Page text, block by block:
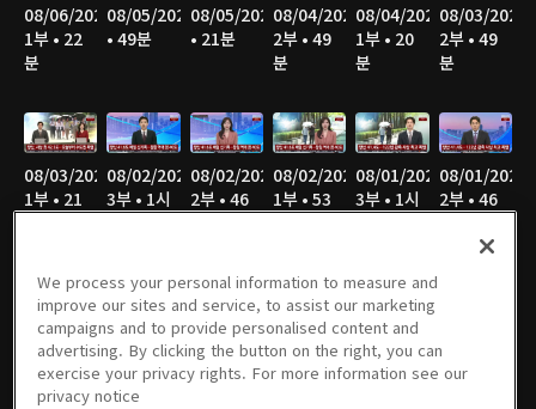
08/06/2026
1부 • 22
분
08/05/2026
• 49분
08/05/2026
• 21분
08/04/2026
2부 • 49
분
08/04/2026
1부 • 20
분
08/03/2026
2부 • 49
분
08/03/2026
1부 • 21
08/02/2026
3부 • 1시
08/02/2026
2부 • 46
08/02/2026
1부 • 53
08/01/2026
3부 • 1시
08/01/2026
2부 • 46
08/01/2026
1부 • 51
분
07/31/2026
2부 • 49
분
07/31/2026
1부 • 21
분
07/30/2026
2부 • 49
분
07/30/2026
1부 • 21
분
2부 • 49
분
We process your personal information to measure and
improve our sites and service, to assist our marketing
campaigns and to provide personalised content and
advertising. By clicking the button on the right, you can
exercise your privacy rights. For more information see our
privacy notice